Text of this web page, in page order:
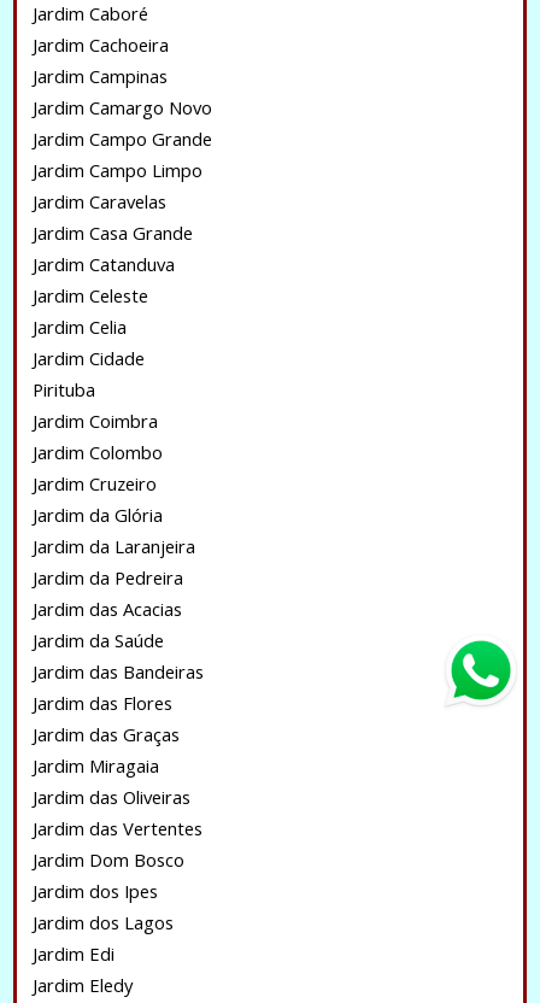
Jardim Caboré
Jardim Cachoeira
Jardim Campinas
Jardim Camargo Novo
Jardim Campo Grande
Jardim Campo Limpo
Jardim Caravelas
Jardim Casa Grande
Jardim Catanduva
Jardim Celeste
Jardim Celia
Jardim Cidade
Pirituba
Jardim Coimbra
Jardim Colombo
Jardim Cruzeiro
Jardim da Glória
Jardim da Laranjeira
Jardim da Pedreira
Jardim das Acacias
Jardim da Saúde
Jardim das Bandeiras
Jardim das Flores
Jardim das Graças
Jardim Miragaia
Jardim das Oliveiras
Jardim das Vertentes
Jardim Dom Bosco
Jardim dos Ipes
Jardim dos Lagos
Jardim Edi
Jardim Eledy